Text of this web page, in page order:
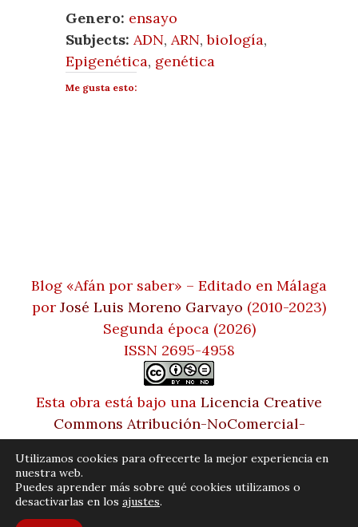
Genero: ensayo
Subjects: ADN,ARN,biología,
Epigenética, genética
Me gusta esto:
Blog «Afán por saber» – Editado en Málaga
por José Luis Moreno Garvayo (2010-2023)
Segunda época (2026)
ISSN 2695-4958
Esta obra está bajo una Licencia Creative
Commons Atribución-NoComercial-
SinDerivadas 4.0 Internacional
© 2026 Afán por saber. Tema Bento de Satori
Utilizamos cookies para ofrecerte la mejor experiencia en
nuestra web.
Puedes aprender más sobre qué cookies utilizamos o
desactivarlas en los ajustes.